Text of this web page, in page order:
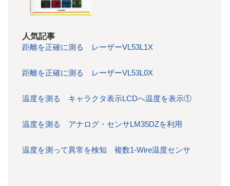
人気記事
距離を正確に測る レーザーVL53L1X
距離を正確に測る レーザーVL53L0X
温度を測る キャラクタ表示LCDへ温度を表示①
温度を測る アナログ・センサLM35DZを利用
温度を測って異常を検知 複数1-Wire温度センサ